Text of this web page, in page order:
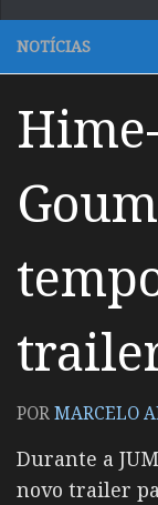
NOTÍCIAS
PORMARCELO
Durante a
novo trailer